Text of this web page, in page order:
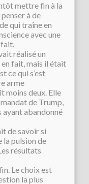
mettre fin à la
à de
qui traîne en
avec une
fait.
réalisé un
fait, mais il était
ce qui s’est
arme
moins deux. Elle
de Trump,
ayant abandonné
de savoir si
la pulsion de
résultats
Le choix est
la plus